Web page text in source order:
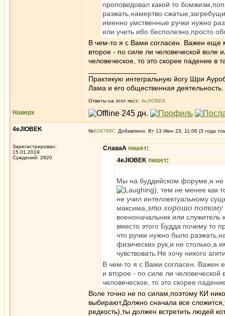
проповедовал какой то
разжать,намертво
именно умственные ручки нужно
или учить ибо бесполезно,просто
В чем-то я с Вами согласен. Важен еще
второе - по силе ли человеческой воле
человеческое, то это скорее падение в
Практикую интегральную йогу Шри
Лама и его общественная деятельность.
Ответы на этот пост: 4eJIOBEK
Наверх
4eJIOBEK
Зарегистрирован:
15.01.2019
Суждений: 2820
№628788 Добавлено: Вт 13 Июн 23, 11:06 (3 года
СлаваА пишет:
4eJIOBEK пишет:
Мы на буддийском форуме,и не
), тем не менее как
не учил интеллектуальному
максима, это хорошо потому
военоначальник или
вместо этого Будда почему то
что ручки нужно было
физических рук,и не столько,а
чувствовать.Не хочу никого
В чем-то я с Вами согласен. Важен
и второе - по силе ли человеческой
человеческое, то это скорее
Воле точно не по силам,поэтому КИ
выбирают.Должно сначала все
редкость),ты должен встретить людей